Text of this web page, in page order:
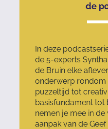
de
In deze
de 5-experts
de Bruin elke
onderwerp rondom
puzzeltijd tot
basisfundament tot
nemen je mee in de
aanpak van de